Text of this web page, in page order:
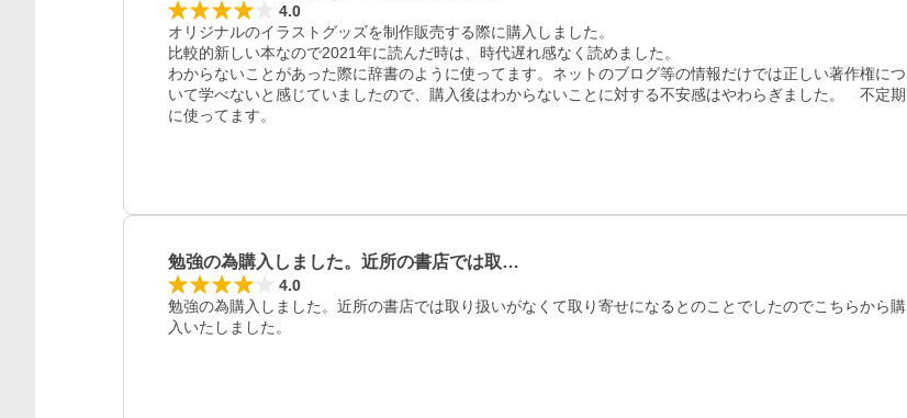
4.0
オリジナルのイラストグッズを制作販売する際に購入しました。
比較的新しい本なので2021年に読んだ時は、時代遅れ感なく読めました。
わからないことがあった際に辞書のように使ってます。ネットのブログ等の情報だけでは正しい著作権につ
いて学べないと感じていましたので、購入後はわからないことに対する不安感はやわらぎました。　不定期
に使ってます。
勉強の為購入しました。近所の書店では取…
4.0
勉強の為購入しました。近所の書店では取り扱いがなくて取り寄せになるとのことでしたのでこちらから購
入いたしました。